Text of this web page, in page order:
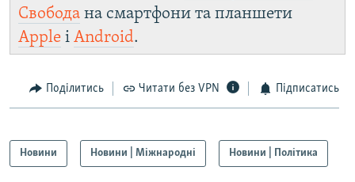
Свобода на смартфони та планшети
Apple і Android.
Поділитись Читати без VPN Підписатись
Новини Новини | Міжнародні Новини | Політика